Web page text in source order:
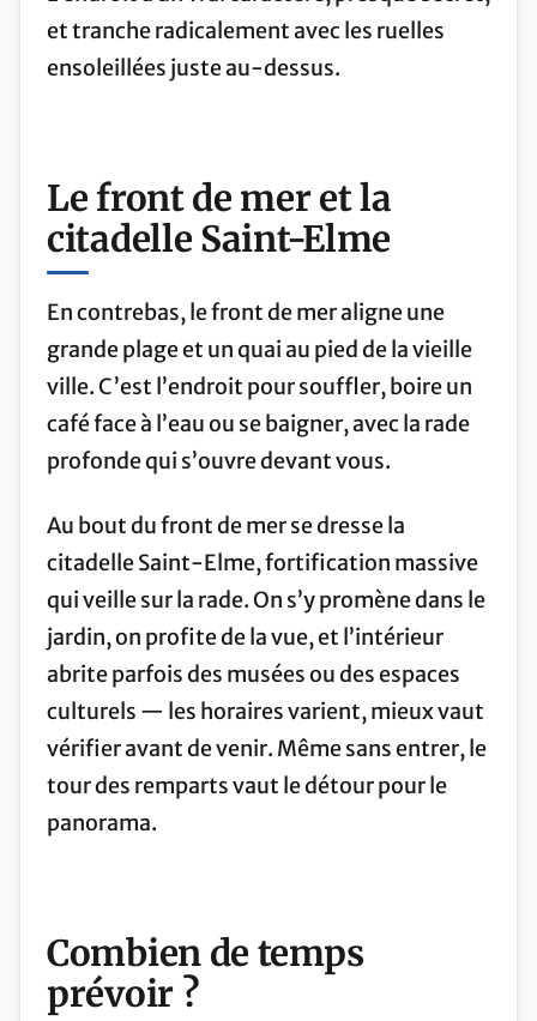
et tranche radicalement avec les ruelles
ensoleillées juste au-dessus.
Le front de mer et la
citadelle Saint-Elme
En contrebas, le front de mer aligne une
grande plage et un quai au pied de la vieille
ville. C’est l’endroit pour souffler, boire un
café face à l’eau ou se baigner, avec la rade
profonde qui s’ouvre devant vous.
Au bout du front de mer se dresse la
citadelle Saint-Elme, fortification massive
qui veille sur la rade. On s’y promène dans le
jardin, on profite de la vue, et l’intérieur
abrite parfois des musées ou des espaces
culturels — les horaires varient, mieux vaut
vérifier avant de venir. Même sans entrer, le
tour des remparts vaut le détour pour le
panorama.
Combien de temps
prévoir ?